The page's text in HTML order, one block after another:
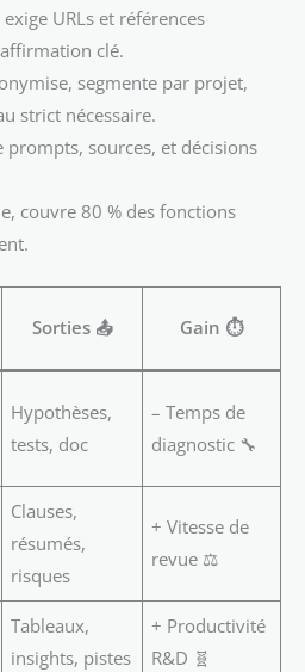
URLs et références
clé.
segmente par projet,
strict nécessaire.
prompts, sources, et décisions
couvre 80 % des fonctions
Sorties 📤 Gain ⏱️
Hypothèses,
tests, doc
– Temps de
diagnostic 🔧
Clauses,
résumés,
risques
+ Vitesse de
revue ⚖️
Tableaux,
insights, pistes
+ Productivité
R&D 🧬